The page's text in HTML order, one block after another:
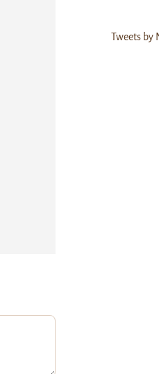
Tweets by